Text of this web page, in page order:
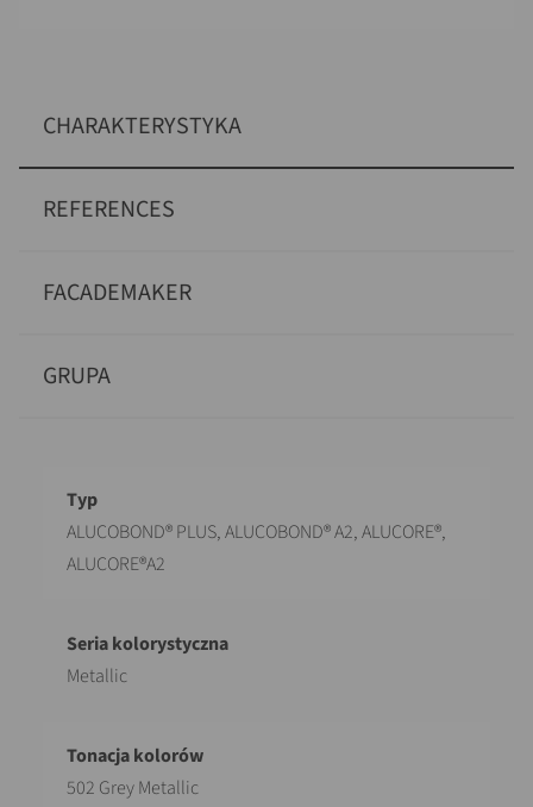
CHARAKTERYSTYKA
REFERENCES
FACADEMAKER
GRUPA
Opis
ALUCOBOND® PLUS, ALUCOBOND® A2, ALUCORE®,
ALUCORE®A2
Metallic
502 Grey Metallic